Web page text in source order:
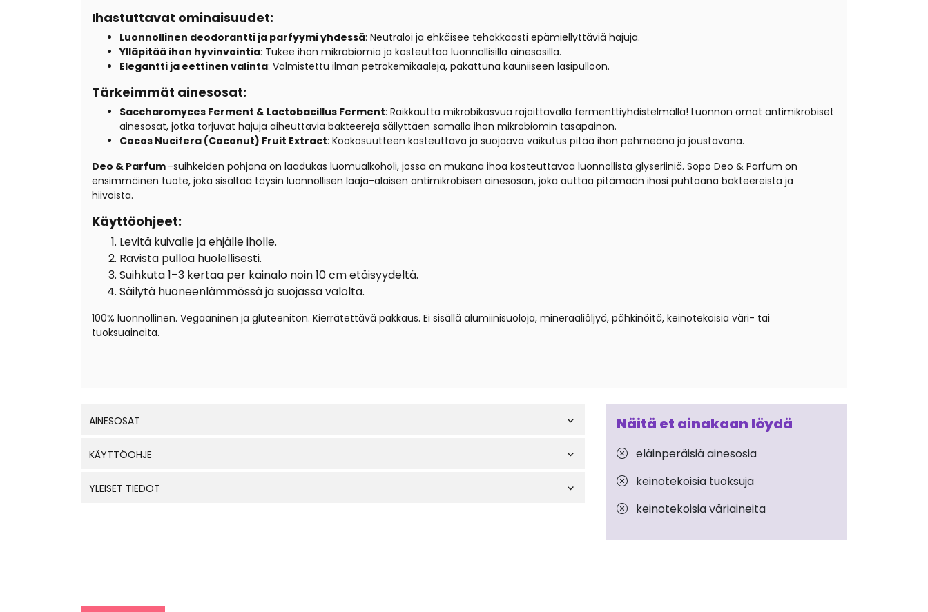
Ihastuttavat ominaisuudet:
Luonnollinen deodorantti ja parfyymi yhdessä: Neutraloi ja ehkäisee tehokkaasti epämiellyttäviä hajuja.
Ylläpitää ihon hyvinvointia: Tukee ihon mikrobiomia ja kosteuttaa luonnollisilla ainesosilla.
Elegantti ja eettinen valinta: Valmistettu ilman petrokemikaaleja, pakattuna kauniiseen lasipulloon.
Tärkeimmät ainesosat:
Saccharomyces Ferment & Lactobacillus Ferment: Raikkautta mikrobikasvua rajoittavalla fermenttiyhdistelmällä! Luonnon omat antimikrobiset
ainesosat, jotka torjuvat hajuja aiheuttavia bakteereja säilyttäen samalla ihon mikrobiomin tasapainon.
Cocos Nucifera (Coconut) Fruit Extract: Kookosuutteen kosteuttava ja suojaava vaikutus pitää ihon pehmeänä ja joustavana.
Deo & Parfum -suihkeiden pohjana on laadukas luomualkoholi, jossa on mukana ihoa kosteuttavaa luonnollista glyseriiniä. Sopo Deo & Parfum on
ensimmäinen tuote, joka sisältää täysin luonnollisen laaja-alaisen antimikrobisen ainesosan, joka auttaa pitämään ihosi puhtaana bakteereista ja
hiivoista.
Käyttöohjeet:
Levitä kuivalle ja ehjälle iholle.
Ravista pulloa huolellisesti.
Suihkuta 1–3 kertaa per kainalo noin 10 cm etäisyydeltä.
Säilytä huoneenlämmössä ja suojassa valolta.
100% luonnollinen. Vegaaninen ja gluteeniton. Kierrätettävä pakkaus. Ei sisällä alumiinisuoloja, mineraaliöljyä, pähkinöitä, keinotekoisia väri- tai
tuoksuaineita.
AINESOSAT
KÄYTTÖOHJE
YLEISET TIEDOT
Näitä et ainakaan löydä
eläinperäisiä ainesosia
keinotekoisia tuoksuja
keinotekoisia väriaineita